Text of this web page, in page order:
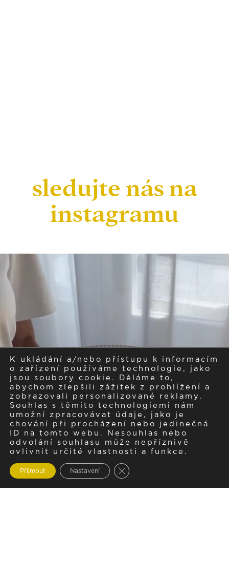
sledujte nás na
instagramu
K ukládání a/nebo přístupu k informacím
o zařízení používáme technologie, jako
jsou soubory cookie. Děláme to,
abychom zlepšili zážitek z prohlížení a
zobrazovali personalizované reklamy.
Souhlas s těmito technologiemi nám
umožní zpracovávat údaje, jako je
chování při procházení nebo jedinečná
ID na tomto webu. Nesouhlas nebo
odvolání souhlasu může nepříznivě
ovlivnit určité vlastnosti a funkce.
Přijmout Nastavení Zavřít cookie lištu GDPR